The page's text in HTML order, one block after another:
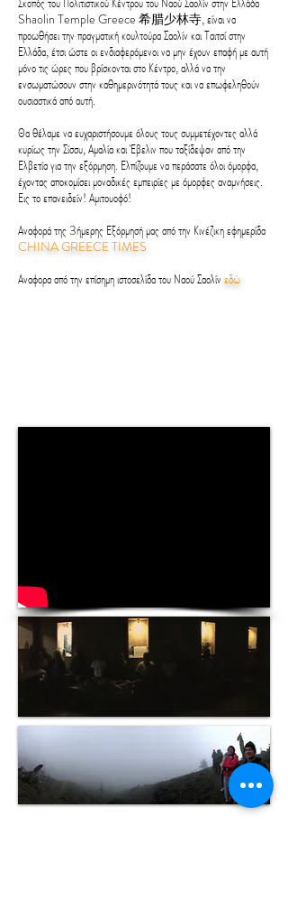
Shaolin Temple Greece 希腊少林寺, είναι να
προωθήσει την πραγματική κουλτούρα Σαολίν και Ταιτσί στην
Ελλάδα, έτσι ώστε οι ενδιαφερόμενοι να μην έχουν επαφή με αυτή
μόνο τις ώρες που βρίσκονται στο Κέντρο, αλλά να την
ενσωματώσουν στην καθημερινότητά τους και να επωφεληθούν
ουσιαστικά από αυτή.
Θα θέλαμε να ευχαριστήσουμε όλους τους συμμετέχοντες αλλά
κυρίως την Σίσσυ, Αμαλία και Έβελιν που ταξίδεψαν από την
Ελβετία για την εξόρμηση. Ελπίζουμε να περάσατε όλοι όμορφα,
έχοντας αποκομίσει μοναδικές εμπειρίες με όμορφες αναμνήσεις.
Εις το επανειδείν! Αμιτουοφό!
Αναφορά της 3ήμερης Εξόρμησή μας από την Κινέζικη εφημερίδα
CHINA GREECE TIMES
Αναφορα από την επίσημη ιστοσελίδα του Ναού Σαολίνεδώ